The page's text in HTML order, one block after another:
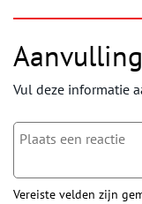
Vul deze informatie
Vereiste velden zijn